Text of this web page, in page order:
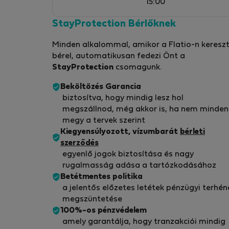
15:00
StayProtection Bérlőknek
Minden alkalommal, amikor a Flatio-n
bérel, automatikusan fedezi Önt a
StayProtection csomagunk.
Beköltözés Garancia
biztosítva, hogy mindig lesz hol
megszállnod, még akkor is, ha nem minden
megy a tervek szerint
Kiegyensúlyozott, vízumbarát bérleti
szerződés
egyenlő jogok biztosítása és nagy
rugalmasság adása a tartózkodásához
Betétmentes politika
a jelentős előzetes letétek pénzügyi
megszüntetése
100%-os pénzvédelem
amely garantálja, hogy tranzakciói mindig